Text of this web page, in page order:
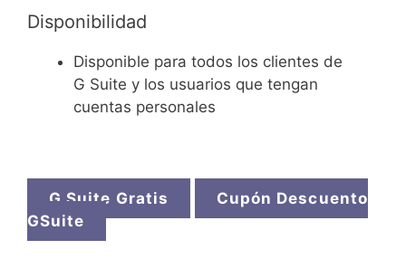
Disponibilidad
Disponible para todos los clientes de
G Suite y los usuarios que tengan
cuentas personales
G Suite Gratis
Cupón Descuento
GSuite